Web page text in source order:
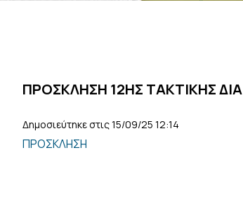
ΠΡΟΣΚΛΗΣΗ 12ΗΣ ΤΑΚΤΙΚΗΣ
Δημοσιεύτηκε στις 15/09/25 12:14
ΠΡΟΣΚΛΗΣΗ